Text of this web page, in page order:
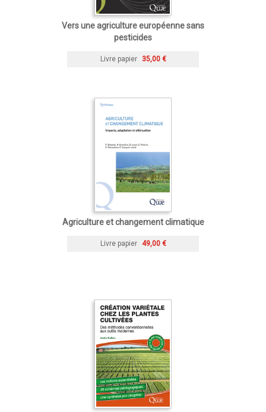
Vers une agriculture européenne sans
pesticides
Livre papier 35,00 €
Agriculture et changement climatique
Livre papier 49,00 €